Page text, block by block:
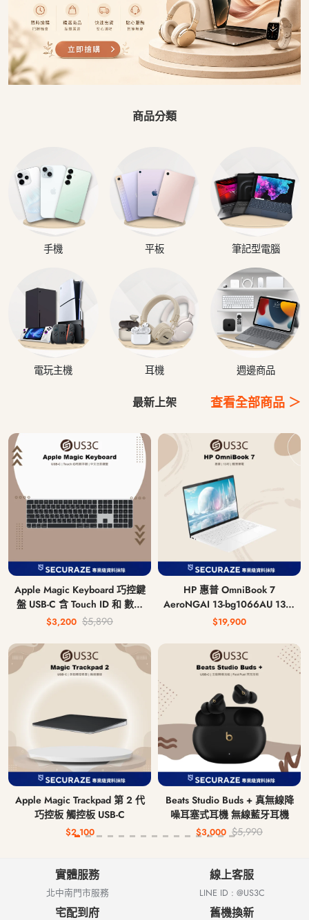
商品分類
手機 平板 筆記型電腦
電玩主機 耳機 週邊商品
最新上架 查看全部商品 ＞
Apple Magic Keyboard 巧控鍵
盤 USB-C 含 Touch ID 和 數字
鍵盤 中文注音鍵盤 無線藍牙鍵
$3,200 $5,890
HP 惠普 OmniBook 7
AeroNGAI 13-bg1066AU 13吋
AI 5 340 16G 512G
$19,900
Apple Magic Trackpad 第 2 代
巧控板 觸控板 USB-C
$2,100
Beats Studio Buds + 真無線降
噪耳塞式耳機 無線藍牙耳機
$3,000 $5,990
實體服務
北中南門市服務
線上客服
LINE ID : @US3C
宅配到府 舊機換新